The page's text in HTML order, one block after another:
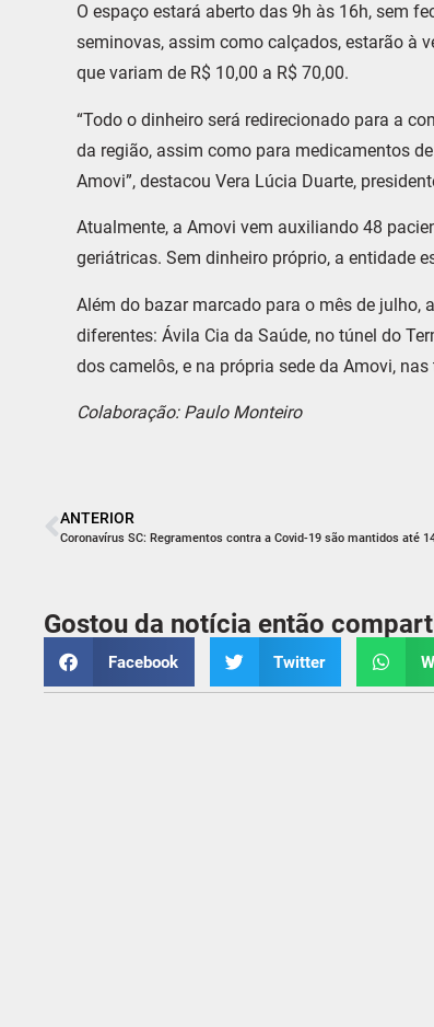
O espaço estará aberto das 9h às 16h, sem
seminovas, assim como calçados, estarão à
que variam de R$ 10,00 a R$ 70,00.
“Todo o dinheiro será redirecionado para a
da região, assim como para medicamentos
Amovi”, destacou Vera Lúcia Duarte,
Atualmente, a Amovi vem auxiliando 48
geriátricas. Sem dinheiro próprio, a entidade
Além do bazar marcado para o mês de julho,
diferentes: Ávila Cia da Saúde, no túnel do
dos camelôs, e na própria sede da Amovi,
Colaboração: Paulo Monteiro
ANTERIOR
Coronavírus SC: Regramentos contra a Covid-19 são mantidos até
Gostou da notícia então
Facebook Twitter